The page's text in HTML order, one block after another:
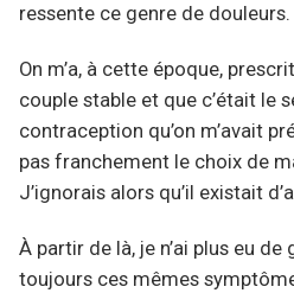
ressente ce genre de douleurs.
On m’a, à cette époque,
couple stable et que c’était le
contraception qu’on m’avait
pas franchement le choix de
J’ignorais alors qu’il existait
À partir de là, je n’ai plus eu
toujours ces mêmes